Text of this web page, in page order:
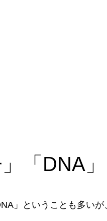
」「DNA
」ということも多い